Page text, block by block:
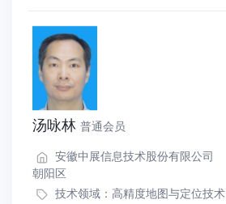
汤咏林 普通会员
安徽中展信息技术股份有限公司
朝阳区
技术领域： 高精度地图与定位技术